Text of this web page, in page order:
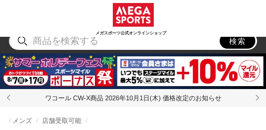
メガスポーツ公式オンラインショップ
アウトドア
検索
ワコール CW-X商品 2026年10月1日(木) 価格改定のお知らせ
メンズ 店舗受取可能